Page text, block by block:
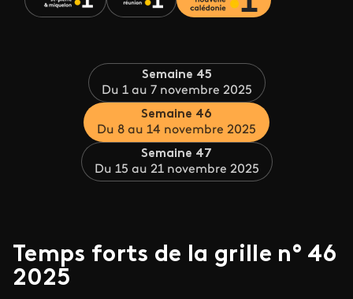
Semaine 45
Du 1 au 7 novembre 2025
Semaine 46
Du 8 au 14 novembre 2025
Semaine 47
Du 15 au 21 novembre 2025
Temps forts de la grille n° 46
2025